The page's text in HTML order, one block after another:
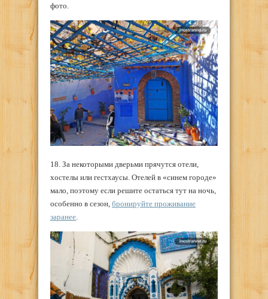
фото.
18. За некоторыми дверьми прячутся отели,
хостелы или гестхаусы. Отелей в «синем городе»
мало, поэтому если решите остаться тут на ночь,
особенно в сезон, бронируйте проживание
заранее